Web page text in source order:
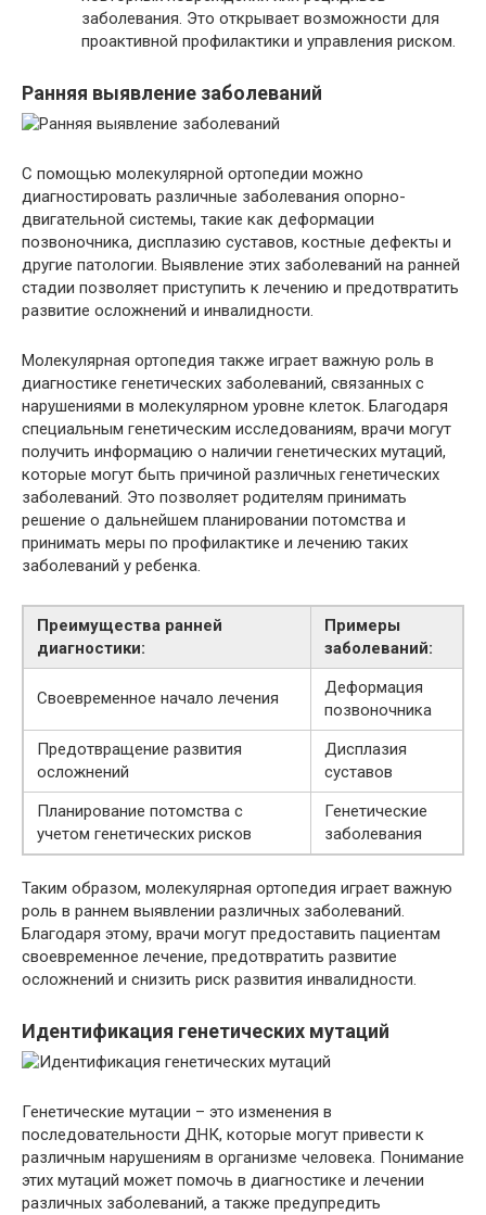
заболевания. Это открывает возможности для
проактивной профилактики и управления риском.
Ранняя выявление заболеваний
С помощью молекулярной ортопедии можно
диагностировать различные заболевания опорно-
двигательной системы, такие как деформации
позвоночника, дисплазию суставов, костные дефекты и
другие патологии. Выявление этих заболеваний на ранней
стадии позволяет приступить к лечению и предотвратить
развитие осложнений и инвалидности.
Молекулярная ортопедия также играет важную роль в
диагностике генетических заболеваний, связанных с
нарушениями в молекулярном уровне клеток. Благодаря
специальным генетическим исследованиям, врачи могут
получить информацию о наличии генетических мутаций,
которые могут быть причиной различных генетических
заболеваний. Это позволяет родителям принимать
решение о дальнейшем планировании потомства и
принимать меры по профилактике и лечению таких
заболеваний у ребенка.
Преимущества ранней
диагностики:
Примеры
заболеваний:
Своевременное начало лечения
Деформация
позвоночника
Предотвращение развития
осложнений
Дисплазия
суставов
Планирование потомства с
учетом генетических рисков
Генетические
заболевания
Таким образом, молекулярная ортопедия играет важную
роль в раннем выявлении различных заболеваний.
Благодаря этому, врачи могут предоставить пациентам
своевременное лечение, предотвратить развитие
осложнений и снизить риск развития инвалидности.
Идентификация генетических мутаций
Генетические мутации – это изменения в
последовательности ДНК, которые могут привести к
различным нарушениям в организме человека. Понимание
этих мутаций может помочь в диагностике и лечении
различных заболеваний, а также предупредить